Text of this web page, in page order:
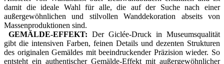
damit die ideale Wahl für alle, die auf der Suche nach einer
außergewöhnlichen und stilvollen Wanddekoration abseits von
Massenproduktionen sind.
GEMÄLDE-EFFEKT: Der Giclée-Druck in Museumsqualität
gibt die intensiven Farben, feinen Details und dezenten Strukturen
des originalen Gemäldes mit beeindruckender Präzision wieder. So
entsteht ein authentischer Gemälde-Effekt mit außergewöhnlicher